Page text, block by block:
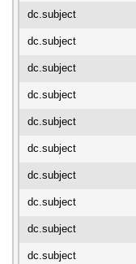
dc.subject
dc.subject
dc.subject
dc.subject
dc.subject
dc.subject
dc.subject
dc.subject
dc.subject
dc.subject